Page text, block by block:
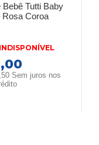
Bebê Tutti Baby
Coroa
Sem juros nos